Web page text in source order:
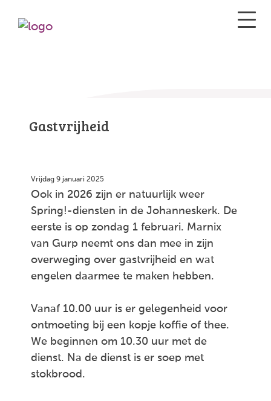
Gastvrijheid
Vrijdag 9 januari 2025
Ook in 2026 zijn er natuurlijk weer
Spring!-diensten in de Johanneskerk. De
eerste is op zondag 1 februari. Marnix
van Gurp neemt ons dan mee in zijn
overweging over gastvrijheid en wat
engelen daarmee te maken hebben.
Vanaf 10.00 uur is er gelegenheid voor
ontmoeting bij een kopje koffie of thee.
We beginnen om 10.30 uur met de
dienst. Na de dienst is er soep met
stokbrood.